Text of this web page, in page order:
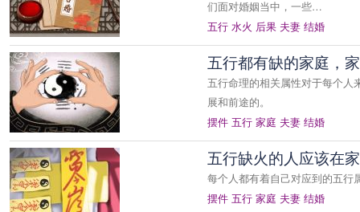
们面对婚姻当中，一些…
五行 水火 后果 夫妻 结婚
五行都有缺的家庭，
五行命理的相关属性对于每个人
展和前途的。
摆件 五行 家庭 夫妻 结婚
五行缺火的人应该在
每个人都有着自己对应到的五行
摆件 五行 家庭 夫妻 结婚